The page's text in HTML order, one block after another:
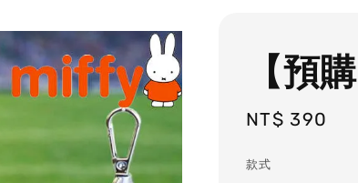
【預
Regular
NT$ 390
款式